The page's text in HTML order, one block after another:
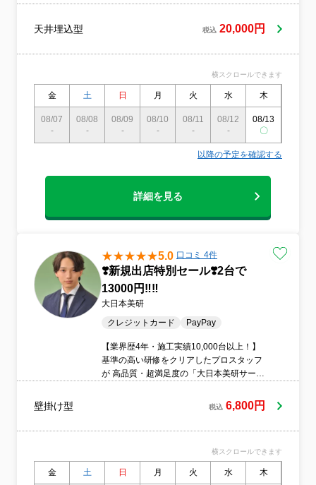
天井埋込型 税込 20,000円
横スクロールできます
金 土 日 月 火 水 木
08/07
-
08/08
-
08/09
-
08/10
-
08/11
-
08/12
-
08/13
〇
以降の予定を確認する
詳細を見る
5.0 口コミ 4件
❣️新規出店特別セール❣️2台で
13000円‼️‼️
大日本美研
クレジットカード
PayPay
【業界歴4年・施工実績10,000台以上！】
基準の高い研修をクリアしたプロスタッフ
が 高品質・超満足度の「大日本美研サービ
環境や職場環境が清々しくなり 心から「あ
りがとう！」と喜んで頂ける 最上級の満足
壁掛け型 税込 6,800円
横スクロールできます
金 土 日 月 火 水 木